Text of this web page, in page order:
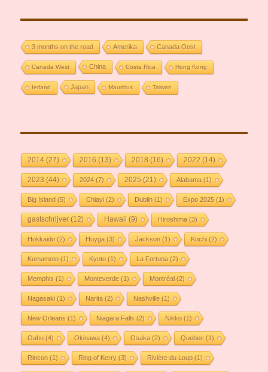
3 months on the road Amerika Canada Oost
Canada West China Costa Rica Hong Kong
Ierland Japan Mauritius Taiwan
2014 (27) 2016 (13) 2018 (16) 2022 (14)
2023 (44) 2024(7) 2025 (21) Alabama (1)
Big Island (5) Chiayi(2) Dublin (1) Expo 2025(1)
gastschrijver(12) Hawaii (9) Hiroshima (3)
Hokkaido(2) Huyga (3) Jackson (1) Kochi(2)
Kumamoto(1) Kyoto(1) La Fortuna (2)
Memphis (1) Monteverde(1) Montréal(2)
Nagasaki(1) Narita (2) Nashville(1)
New Orleans (1) Niagara Falls (2) Nikko(1)
Oahu (4) Okinawa (4) Osaka (2) Quebec (1)
Rincon (1) Ring of Kerry(3) Rivière du Loup(1)